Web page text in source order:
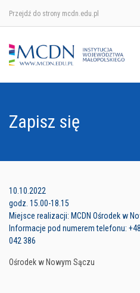
Przejdź do strony mcdn.edu.pl
Zapisz się
10.10.2022
godz. 15.00-18.15
Miejsce realizacji: MCDN Ośrodek w
Informacje pod numerem telefonu:
042 386
Ośrodek w Nowym Sączu
Ośrodek w
Ośrodek w
Ośrodek w